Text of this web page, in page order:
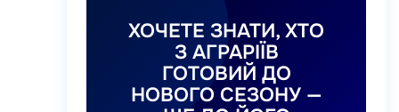
ХОЧЕТЕ ЗНАТИ, ХТО
З АГРАРІЇВ
ГОТОВИЙ ДО
НОВОГО СЕЗОНУ —